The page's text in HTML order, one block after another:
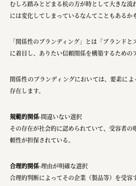
むしろ踏みとどまる杭の方が時として大きな流
には変化してしまっているなんてこともあるか
「関係性のブランディング」とは「ブランド
に着目し、ありたい信頼関係を構築するための
関係性のブランディングにおいては、要素に
存在します。
規範的関係-間違いない選択
その存在が社会的に認められていて、受容者の
頼性が担保されている。
合理的関係-理由が明確な選択
合理的判断によってその企業（製品等）を受容